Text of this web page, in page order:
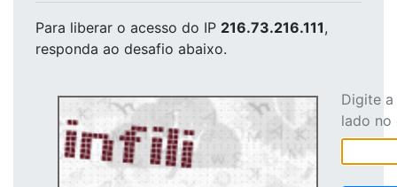
Para liberar o acesso do IP 216.73.216.111,
responda ao desafio abaixo.
Digite
lado no